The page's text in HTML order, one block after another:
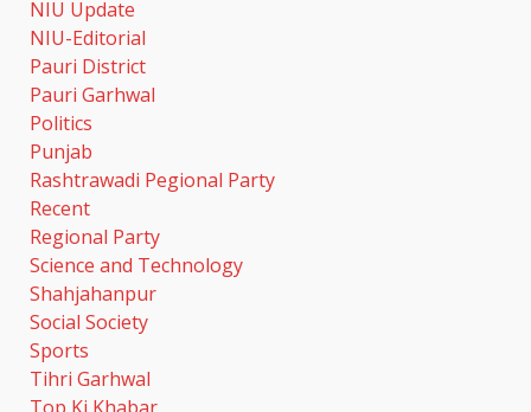
NIU Update
NIU-Editorial
Pauri District
Pauri Garhwal
Politics
Punjab
Rashtrawadi Pegional Party
Recent
Regional Party
Science and Technology
Shahjahanpur
Social Society
Sports
Tihri Garhwal
3
August 7, 2026
5
‘स्पाइडर-मैन: ब्रांड न्यू डे’ का भारतीय